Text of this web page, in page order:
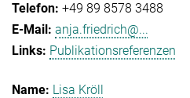
+49 89 8578 3488
anja.friedrich@...
Publikationsreferenzen
Lisa Kröll